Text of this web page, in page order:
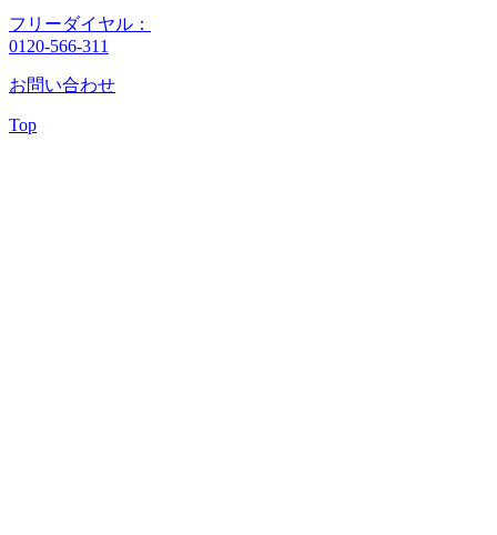
フリーダイヤル：
0120-566-311
お問い合わせ
Top